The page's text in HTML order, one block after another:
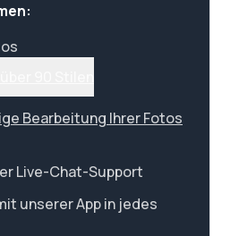
Bearbeitung Ihrer Fotos
Live-Chat-Support
unserer App in jedes